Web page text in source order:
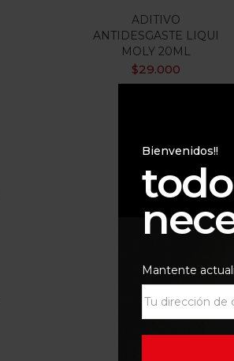
Etiquetas
ADITIVO
ANTIDESGASTE LIQUI
MOLY 20ML
$29.000
Bienvenidos!!
Mantente